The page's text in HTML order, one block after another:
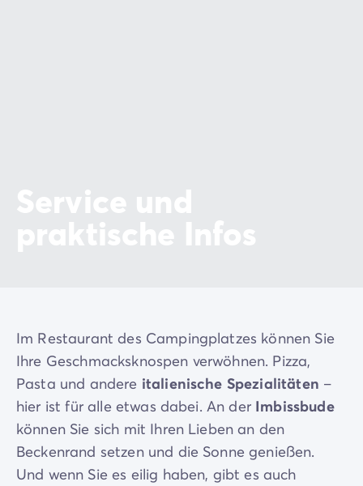
Im Restaurant des Campingplatzes können Sie
Ihre Geschmacksknospen verwöhnen. Pizza,
Pasta und andere italienische Spezialitäten –
hier ist für alle etwas dabei. An der Imbissbude
können Sie sich mit Ihren Lieben an den
Beckenrand setzen und die Sonne genießen.
Und wenn Sie es eilig haben, gibt es auch